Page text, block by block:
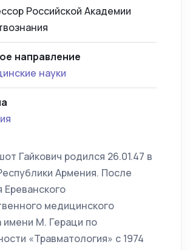
Российской Академии
направление
науки
Гайкович родился 26.01.47 в
Армения. После
Ереванского
медицинского
имени М. Гераци по
«Травматология» с 1974